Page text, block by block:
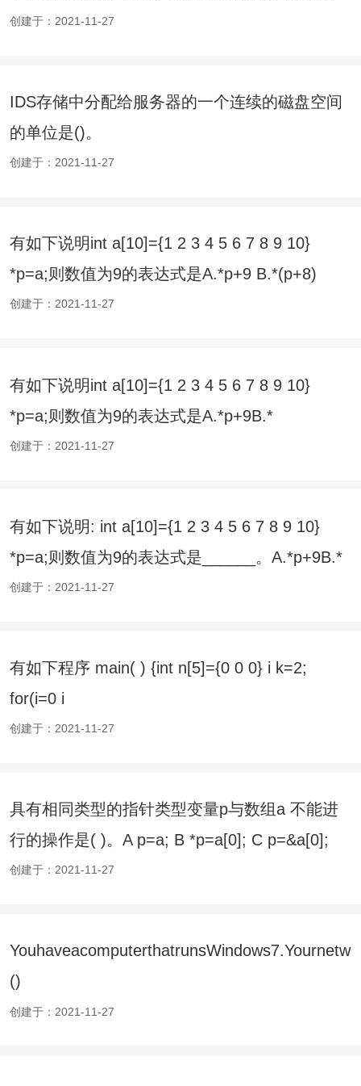
创建于：2021-11-27
IDS存储中分配给服务器的一个连续的磁盘空间
的单位是()。
创建于：2021-11-27
有如下说明int a[10]={1 2 3 4 5 6 7 8 9 10}
*p=a;则数值为9的表达式是A.*p+9 B.*(p+8)
C.*p+
创建于：2021-11-27
有如下说明int a[10]={1 2 3 4 5 6 7 8 9 10}
*p=a;则数值为9的表达式是A.*p+9B.*
(p+8)C.*p+=9D.
创建于：2021-11-27
有如下说明: int a[10]={1 2 3 4 5 6 7 8 9 10}
*p=a;则数值为9的表达式是______。A.*p+9B.*
(p+8)
创建于：2021-11-27
有如下程序 main( ) {int n[5]={0 0 0} i k=2;
for(i=0 i
创建于：2021-11-27
具有相同类型的指针类型变量p与数组a 不能进
行的操作是( )。A p=a; B *p=a[0]; C p=&a[0];
创建于：2021-11-27
()
创建于：2021-11-27